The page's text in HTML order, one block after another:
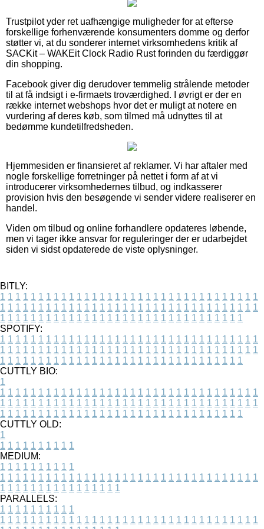
Trustpilot yder ret uafhængige muligheder for at efterse
forskellige forhenværende konsumenters domme og derfor
støtter vi, at du sonderer internet virksomhedens kritik af
SACKit – WAKEit Clock Radio Rust forinden du færdiggør
din shopping.
Facebook giver dig derudover temmelig strålende metoder
til at få indsigt i e-firmaets troværdighed. I øvrigt er der en
række internet webshops hvor det er muligt at notere en
vurdering af deres køb, som tilmed må udnyttes til at
bedømme kundetilfredsheden.
Hjemmesiden er finansieret af reklamer. Vi har aftaler med
nogle forskellige forretninger på nettet i form af at vi
introducerer virksomhedernes tilbud, og indkasserer
provision hvis den besøgende vi sender videre realiserer en
handel.
Viden om tilbud og online forhandlere opdateres løbende,
men vi tager ikke ansvar for reguleringer der er udarbejdet
siden vi sidst opdaterede de viste oplysninger.
BITLY:
1 1 1 1 1 1 1 1 1 1 1 1 1 1 1 1 1 1 1 1 1 1 1 1 1 1 1 1 1 1 1 1 1 1
1 1 1 1 1 1 1 1 1 1 1 1 1 1 1 1 1 1 1 1 1 1 1 1 1 1 1 1 1 1 1 1 1 1
1 1 1 1 1 1 1 1 1 1 1 1 1 1 1 1 1 1 1 1 1 1 1 1 1 1 1 1 1 1 1 1
SPOTIFY:
1 1 1 1 1 1 1 1 1 1 1 1 1 1 1 1 1 1 1 1 1 1 1 1 1 1 1 1 1 1 1 1 1 1
1 1 1 1 1 1 1 1 1 1 1 1 1 1 1 1 1 1 1 1 1 1 1 1 1 1 1 1 1 1 1 1 1 1
1 1 1 1 1 1 1 1 1 1 1 1 1 1 1 1 1 1 1 1 1 1 1 1 1 1 1 1 1 1 1 1
CUTTLY BIO:
1
1 1 1 1 1 1 1 1 1 1 1 1 1 1 1 1 1 1 1 1 1 1 1 1 1 1 1 1 1 1 1 1 1 1
1 1 1 1 1 1 1 1 1 1 1 1 1 1 1 1 1 1 1 1 1 1 1 1 1 1 1 1 1 1 1 1 1 1
1 1 1 1 1 1 1 1 1 1 1 1 1 1 1 1 1 1 1 1 1 1 1 1 1 1 1 1 1 1 1 1
CUTTLY OLD:
1
1 1 1 1 1 1 1 1 1 1
MEDIUM:
1 1 1 1 1 1 1 1 1 1
1 1 1 1 1 1 1 1 1 1 1 1 1 1 1 1 1 1 1 1 1 1 1 1 1 1 1 1 1 1 1 1 1 1
1 1 1 1 1 1 1 1 1 1 1 1 1 1 1 1
PARALLELS:
1 1 1 1 1 1 1 1 1 1
1 1 1 1 1 1 1 1 1 1 1 1 1 1 1 1 1 1 1 1 1 1 1 1 1 1 1 1 1 1 1 1 1 1